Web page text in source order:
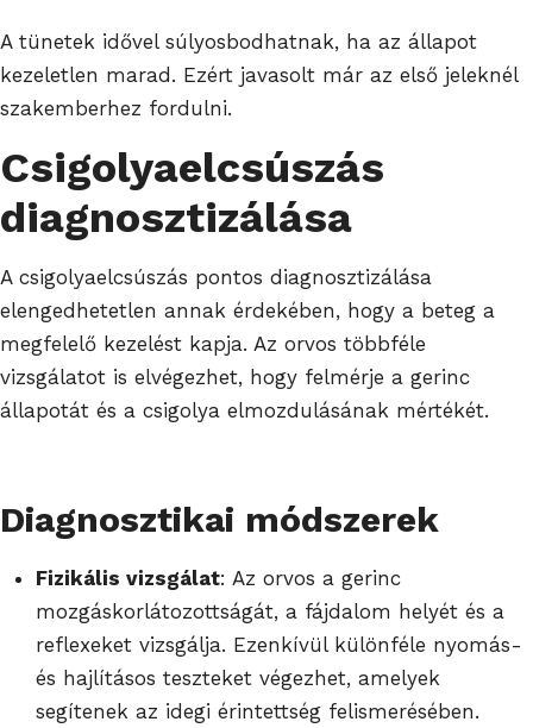
A tünetek idővel súlyosbodhatnak, ha az állapot
kezeletlen marad. Ezért javasolt már az első jeleknél
szakemberhez fordulni.
Csigolyaelcsúszás
diagnosztizálása
A csigolyaelcsúszás pontos diagnosztizálása
elengedhetetlen annak érdekében, hogy a beteg a
megfelelő kezelést kapja. Az orvos többféle
vizsgálatot is elvégezhet, hogy felmérje a gerinc
állapotát és a csigolya elmozdulásának mértékét.
Diagnosztikai módszerek
Fizikális vizsgálat: Az orvos a gerinc
mozgáskorlátozottságát, a fájdalom helyét és a
reflexeket vizsgálja. Ezenkívül különféle nyomás-
és hajlításos teszteket végezhet, amelyek
segítenek az idegi érintettség felismerésében.